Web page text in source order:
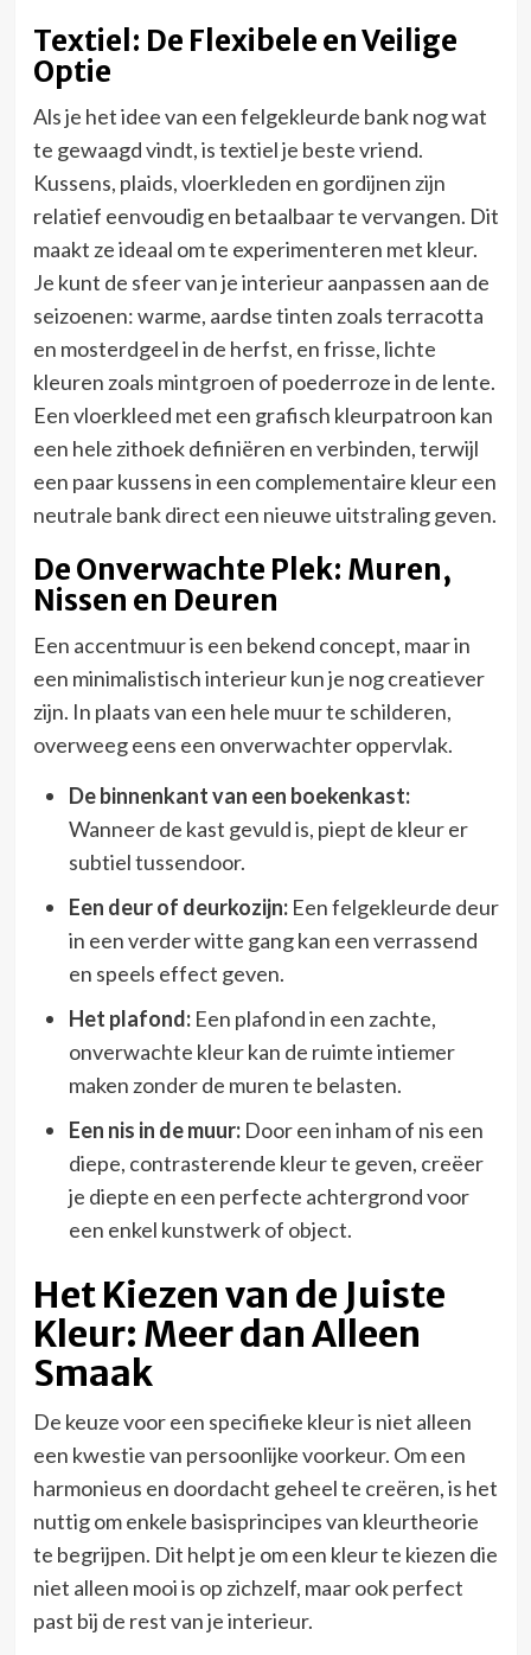
Textiel: De Flexibele en Veilige
Optie
Als je het idee van een felgekleurde bank nog wat
te gewaagd vindt, is textiel je beste vriend.
Kussens, plaids, vloerkleden en gordijnen zijn
relatief eenvoudig en betaalbaar te vervangen. Dit
maakt ze ideaal om te experimenteren met kleur.
Je kunt de sfeer van je interieur aanpassen aan de
seizoenen: warme, aardse tinten zoals terracotta
en mosterdgeel in de herfst, en frisse, lichte
kleuren zoals mintgroen of poederroze in de lente.
Een vloerkleed met een grafisch kleurpatroon kan
een hele zithoek definiëren en verbinden, terwijl
een paar kussens in een complementaire kleur een
neutrale bank direct een nieuwe uitstraling geven.
De Onverwachte Plek: Muren,
Nissen en Deuren
Een accentmuur is een bekend concept, maar in
een minimalistisch interieur kun je nog creatiever
zijn. In plaats van een hele muur te schilderen,
overweeg eens een onverwachter oppervlak.
De binnenkant van een boekenkast:
Wanneer de kast gevuld is, piept de kleur er
subtiel tussendoor.
Een deur of deurkozijn:Een felgekleurde deur
in een verder witte gang kan een verrassend
en speels effect geven.
Het plafond:Een plafond in een zachte,
onverwachte kleur kan de ruimte intiemer
maken zonder de muren te belasten.
Een nis in de muur:Door een inham of nis een
diepe, contrasterende kleur te geven, creëer
je diepte en een perfecte achtergrond voor
een enkel kunstwerk of object.
Het Kiezen van de Juiste
Kleur: Meer dan Alleen
Smaak
De keuze voor een specifieke kleur is niet alleen
een kwestie van persoonlijke voorkeur. Om een
harmonieus en doordacht geheel te creëren, is het
nuttig om enkele basisprincipes van kleurtheorie
te begrijpen. Dit helpt je om een kleur te kiezen die
niet alleen mooi is op zichzelf, maar ook perfect
past bij de rest van je interieur.